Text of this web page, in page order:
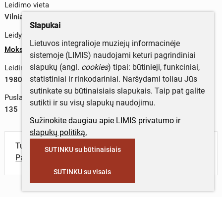
Leidimo vieta
Vilniaus m. sav., Lietuva
Leidykla
Mokslas
Leidimo metai
1980 m.
Puslapių skaičius
135
Turite daugiau informacijos apie objektą?
Parašykite mums!
Slapukai
Lietuvos integralioje muziejų informacinėje
sistemoje (LIMIS) naudojami keturi pagrindiniai
slapukų (angl. cookies) tipai: būtinieji, funkciniai,
statistiniai ir rinkodariniai. Naršydami toliau Jūs
sutinkate su būtinaisiais slapukais. Taip pat galite
sutikti ir su visų slapukų naudojimu.
Sužinokite daugiau apie LIMIS privatumo ir
slapukų politiką.
SUTINKU su būtinaisiais
SUTINKU su visais